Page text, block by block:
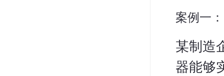
案例一
某制造
器能够